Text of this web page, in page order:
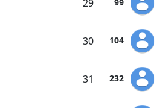
29
30 104
31 232